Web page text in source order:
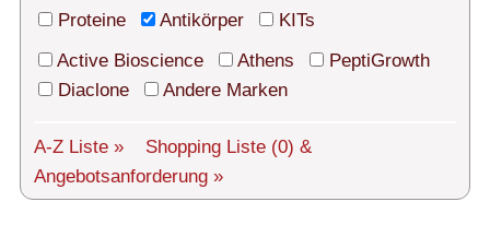
Versand
Über uns
Service
Proteine Antikörper
KITs
Active Bioscience
Athens
PeptiGrowth
Diaclone
Andere Marken
A-Z Liste » Shopping Liste (0) &
Angebotsanforderung »